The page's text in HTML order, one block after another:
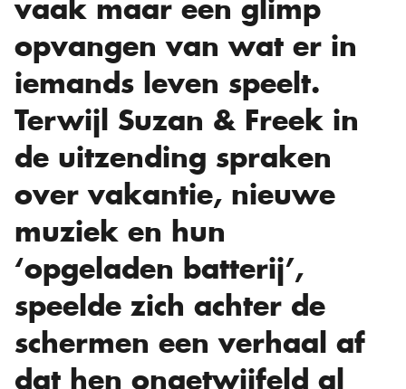
vaak maar een glimp
opvangen van wat er in
iemands leven speelt.
Terwijl Suzan & Freek in
de uitzending spraken
over vakantie, nieuwe
muziek en hun
‘opgeladen batterij’,
speelde zich achter de
schermen een verhaal af
dat hen ongetwijfeld al